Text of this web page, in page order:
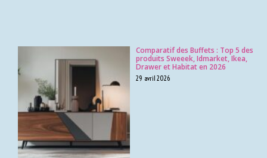
Comparatif des Buffets : Top 5 des
produits Sweeek, Idmarket, Ikea,
Drawer et Habitat en 2026
29 avril 2026